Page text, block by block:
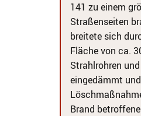
141 zu einem
Straßenseiten
breitete sich
Fläche von ca.
Strahlrohren
eingedämmt
Brand